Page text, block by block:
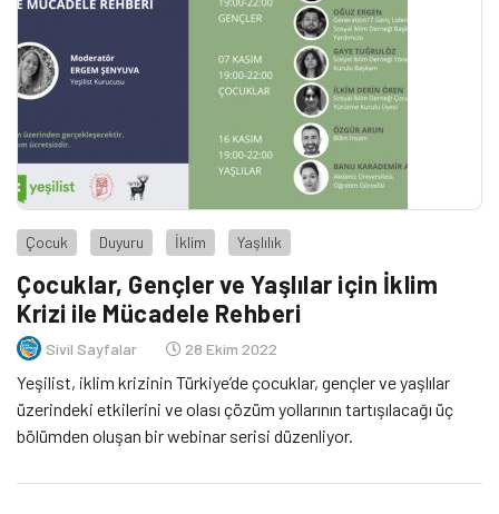
Çocuk Duyuru İklim Yaşlılık
Çocuklar, Gençler ve Yaşlılar için İklim
Krizi ile Mücadele Rehberi
Sivil Sayfalar 28 Ekim 2022
Yeşilist, iklim krizinin Türkiye’de çocuklar, gençler ve yaşlılar
üzerindeki etkilerini ve olası çözüm yollarının tartışılacağı üç
bölümden oluşan bir webinar serisi düzenliyor.